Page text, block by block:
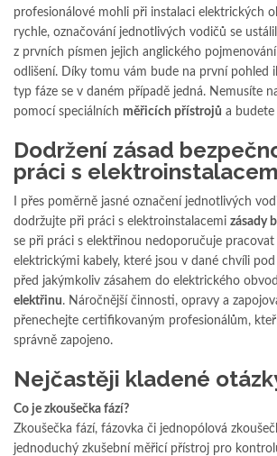
profesionálové mohli při instalaci elektrických
rychle, označování jednotlivých vodičů se
z prvních písmen jejich anglického
odlišení. Díky tomu vám bude na první pohled
typ fáze se v daném případě jedná. Nemusíte
pomocí speciálních měřicích přístrojů a budete
Dodržení zásad
práci s
I přes poměrně jasné označení jednotlivých
dodržujte při práci s elektroinstalacemi zásady
se při práci s elektřinou nedoporučuje pracovat
elektrickými kabely, které jsou v dané chvíli
před jakýmkoliv zásahem do elektrického
elektřinu. Náročnější činnosti, opravy a
přenechejte certifikovaným profesionálům,
správně zapojeno.
Nejčastěji kladené
Co je zkoušečka fází?
Zkoušečka fází, fázovka či jednopólová
jednoduchý zkušební měřicí přístroj pro